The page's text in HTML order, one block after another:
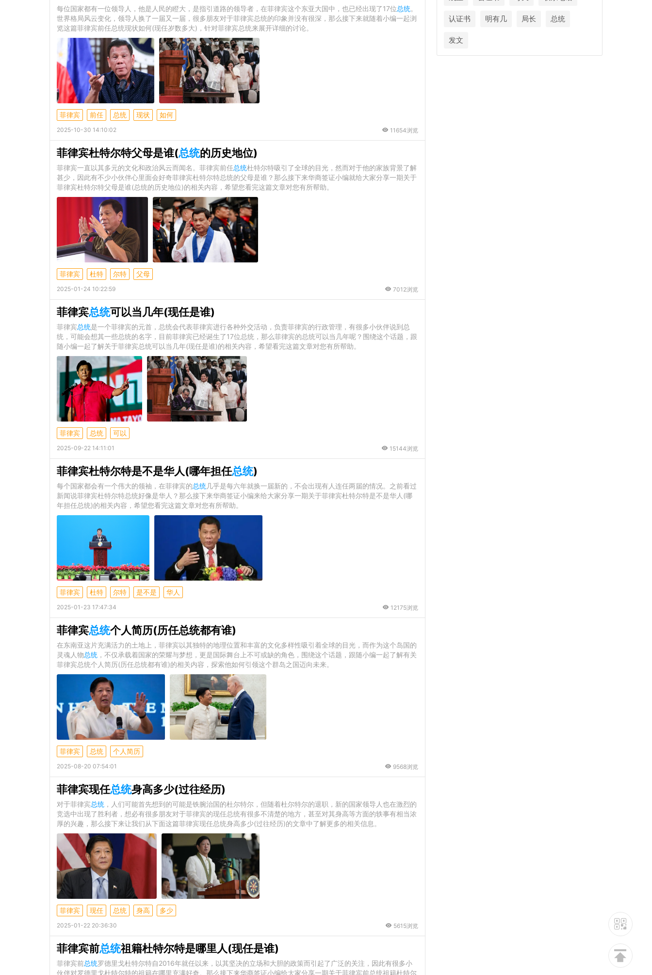
每位国家都有一位领导人，他是人民的瞪大，是指引道路的领导者，在菲律宾这个东亚大国中，也已经出现了17位总统。
世界格局风云变化，领导人换了一届又一届，很多朋友对于菲律宾总统的印象并没有很深，那么接下来就随着小编一起浏
览这篇菲律宾前任总统现状如何(现任岁数多大)，针对菲律宾总统来展开详细的讨论。
菲律宾 前任 总统 现状 如何
2025-10-30 14:10:02 11654浏览
菲律宾杜特尔特父母是谁(总统的历史地位)
菲律宾一直以其多元的文化和政治风云而闻名。菲律宾前任总统杜特尔特吸引了全球的目光，然而对于他的家族背景了解
甚少，因此有不少小伙伴心里面会好奇菲律宾杜特尔特总统的父母是谁？那么接下来华商签证小编就给大家分享一期关于
菲律宾杜特尔特父母是谁(总统的历史地位)的相关内容，希望您看完这篇文章对您有所帮助。
菲律宾 杜特 尔特 父母
2025-01-24 10:22:59 7012浏览
菲律宾总统可以当几年(现任是谁)
菲律宾总统是一个菲律宾的元首，总统会代表菲律宾进行各种外交活动，负责菲律宾的行政管理，有很多小伙伴说到总
统，可能会想其一些总统的名字，目前菲律宾已经诞生了17位总统，那么菲律宾的总统可以当几年呢？围绕这个话题，跟
随小编一起了解关于菲律宾总统可以当几年(现任是谁)的相关内容，希望看完这篇文章对您有所帮助。
菲律宾 总统 可以
2025-09-22 14:11:01 15144浏览
菲律宾杜特尔特是不是华人(哪年担任总统)
每个国家都会有一个伟大的领袖，在菲律宾的总统几乎是每六年就换一届新的，不会出现有人连任两届的情况。之前看过
新闻说菲律宾杜特尔特总统好像是华人？那么接下来华商签证小编来给大家分享一期关于菲律宾杜特尔特是不是华人(哪
年担任总统)的相关内容，希望您看完这篇文章对您有所帮助。
菲律宾 杜特 尔特 是不是 华人
2025-01-23 17:47:34 12175浏览
菲律宾总统个人简历(历任总统都有谁)
在东南亚这片充满活力的土地上，菲律宾以其独特的地理位置和丰富的文化多样性吸引着全球的目光，而作为这个岛国的
灵魂人物总统 ，不仅承载着国家的荣耀与梦想，更是国际舞台上不可或缺的角色，围绕这个话题，跟随小编一起了解有关
菲律宾总统个人简历(历任总统都有谁)的相关内容，探索他如何引领这个群岛之国迈向未来。
菲律宾 总统 个人简历
2025-08-20 07:54:01 9568浏览
菲律宾现任总统身高多少(过往经历)
对于菲律宾总统 ，人们可能首先想到的可能是铁腕治国的杜尔特尔，但随着杜尔特尔的退职，新的国家领导人也在激烈的
竞选中出现了胜利者，想必有很多朋友对于菲律宾的现任总统有很多不清楚的地方，甚至对其身高等方面的轶事有相当浓
厚的兴趣，那么接下来让我们从下面这篇菲律宾现任总统身高多少(过往经历)的文章中了解更多的相关信息。
菲律宾 现任 总统 身高 多少
2025-01-22 20:36:30 5615浏览
菲律宾前总统祖籍杜特尔特是哪里人(现任是谁)
菲律宾前总统罗德里戈杜特尔特自2016年就任以来，以其坚决的立场和大胆的政策而引起了广泛的关注，因此有很多小
伙伴对罗德里戈杜特尔特的祖籍在哪里充满好奇。那么接下来华商签证小编给大家分享一期关于菲律宾前总统祖籍杜特尔
认证书 明有几 局长 总统
发文